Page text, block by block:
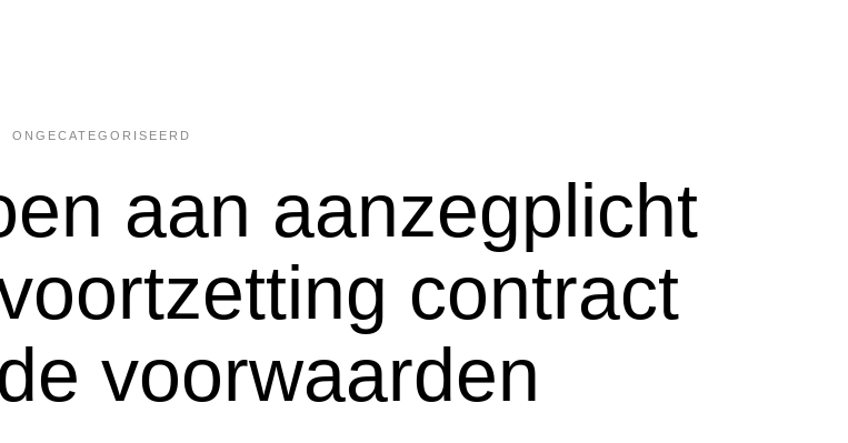
ONGECATEGORISEERD
aan aanzegplicht
contract
voorwaarden